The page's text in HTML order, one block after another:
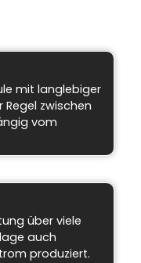
mit langlebiger
zwischen
vom
über viele
auch
produziert.